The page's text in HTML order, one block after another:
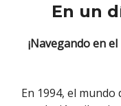
En un
¡Navegando en
En 1994, el